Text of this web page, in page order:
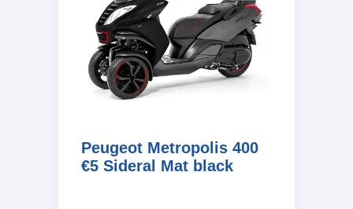
Peugeot Metropolis 400
€5 Sideral Mat black